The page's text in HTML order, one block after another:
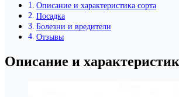
Описание и характеристика сорта
Посадка
Болезни и вредители
Отзывы
Описание и